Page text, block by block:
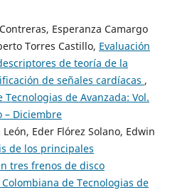
Esperanza Camargo
Torres Castillo, Evaluación
de teoría de la
de señales cardíacas ,
Tecnologias de Avanzada: Vol.
– Diciembre
Eder Flórez Solano, Edwin
de los principales
tres frenos de disco
Colombiana de Tecnologias de